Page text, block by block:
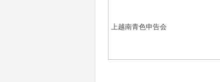
上越南青色申告会